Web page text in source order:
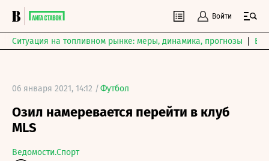
Войти
Ситуация на топливном рынке: меры, динамика, прогнозы
06 января 2021, 14:12 /Футбол
Озил намеревается перейти в клуб
MLS
Ведомости.Спорт